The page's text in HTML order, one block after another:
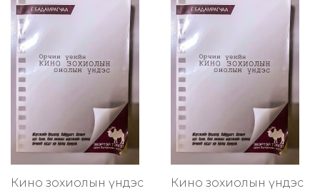
Кино зохиолын үндэс Кино зохиолын үндэс